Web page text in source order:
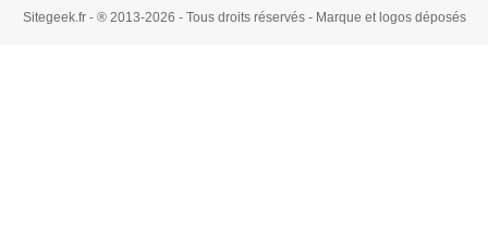
Sitegeek.fr - ® 2013-2026 - Tous droits réservés - Marque et logos déposés